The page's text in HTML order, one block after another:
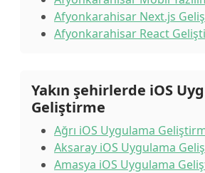
Afyonkarahisar Next.js
Afyonkarahisar React
Yakın şehirlerde iOS
Geliştirme
Ağrı iOS Uygulama
Aksaray iOS Uygulama
Amasya iOS Uygulama